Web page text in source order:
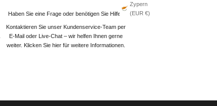
Zypern
(EUR €)
Haben Sie eine Frage oder benötigen Sie Hilfe?
Kontaktieren Sie unser Kundenservice-Team per
E-Mail oder Live-Chat – wir helfen Ihnen gerne
weiter. Klicken Sie hier für weitere Informationen.